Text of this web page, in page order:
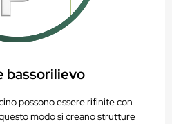
bassorilievo
possono essere rifinite con
modo si creano strutture